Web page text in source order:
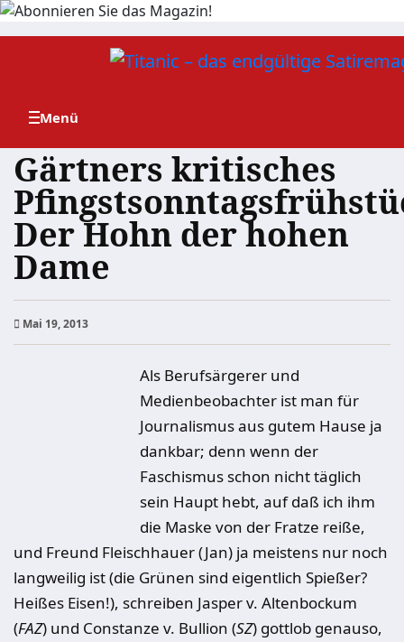
Zum
Gärtners kritisches
Der Hohn der hohen
Dame
Mai 19, 2013
Als Berufsärgerer und
Medienbeobachter ist man für
Journalismus aus gutem Hause ja
dankbar; denn wenn der
Faschismus schon nicht täglich
sein Haupt hebt, auf daß ich ihm
die Maske von der Fratze reiße,
und Freund Fleischhauer (Jan) ja meistens nur noch
langweilig ist (die Grünen sind eigentlich Spießer?
Heißes Eisen!), schreiben Jasper v. Altenbockum
(FAZ) und Constanze v. Bullion (SZ) gottlob genauso,